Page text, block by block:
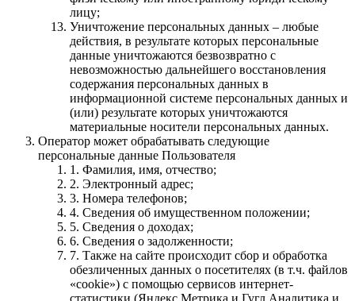
лицу;
Уничтожение персональных данных – любые
действия, в результате которых персональные
данные уничтожаются безвозвратно с
невозможностью дальнейшего восстановления
содержания персональных данных в
информационной системе персональных данных и
(или) результате которых уничтожаются
материальные носители персональных данных.
Оператор может обрабатывать следующие
персональные данные Пользователя
1. Фамилия, имя, отчество;
2. Электронный адрес;
3. Номера телефонов;
4. Сведения об имущественном положении;
5. Cведения о доходах;
6. Сведения о задолженности;
7. Также на сайте происходит сбор и обработка
обезличенных данных о посетителях (в т.ч. файлов
«cookie») с помощью сервисов интернет-
статистики (Яндекс Метрика и Гугл Аналитика и